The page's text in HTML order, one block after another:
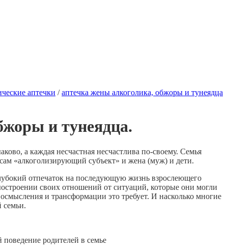
аптечки /аптечка жены алкоголика, обжоры и тунеядца
и тунеядца.
а каждая несчастная несчастлива по-своему. Семья
«алкоголизирующий субъект» и жена (муж) и дети.
отпечаток на последующую жизнь взрослеющего
своих отношений от ситуаций, которые они могли
и трансформации это требует. И насколько многие
семьи.
родителей в семье